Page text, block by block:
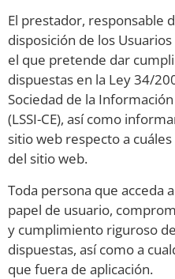
El prestador, responsable
disposición de los
el que pretende dar
dispuestas en la Ley 34/
Sociedad de la
(LSSI-CE), así como
sitio web respecto a
del sitio web.
Toda persona que acceda
papel de usuario,
y cumplimiento riguroso
dispuestas, así como a
que fuera de aplicación.